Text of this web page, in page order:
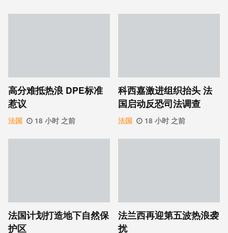
高分难抵热浪 DPE标准
惹议
法国 18 小时 之前
科西嘉激进组织抬头 法
国启动反恐司法调查
法国 18 小时 之前
法国计划打造地下自然保
护区
法兰西再迎第五波热浪袭
扰